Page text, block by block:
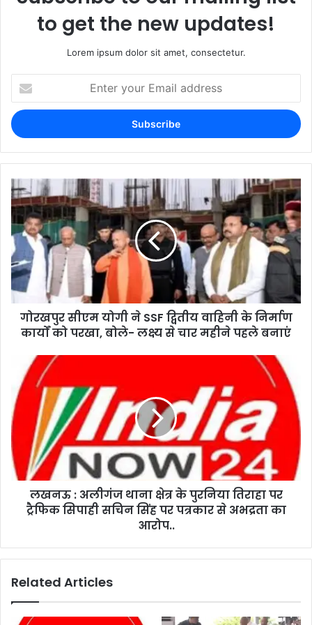
to get the new updates!
Lorem ipsum dolor sit amet, consectetur.
गोरखपुर सीएम योगी ने SSF द्वितीय वाहिनी के निर्माण
कार्यों को परखा, बोले- लक्ष्य से चार महीने पहले बनाएं
लखनऊ : अलीगंज थाना क्षेत्र के पुरनिया तिराहा पर
ट्रैफिक सिपाही सचिन सिंह पर पत्रकार से अभद्रता का
आरोप..
Related Articles